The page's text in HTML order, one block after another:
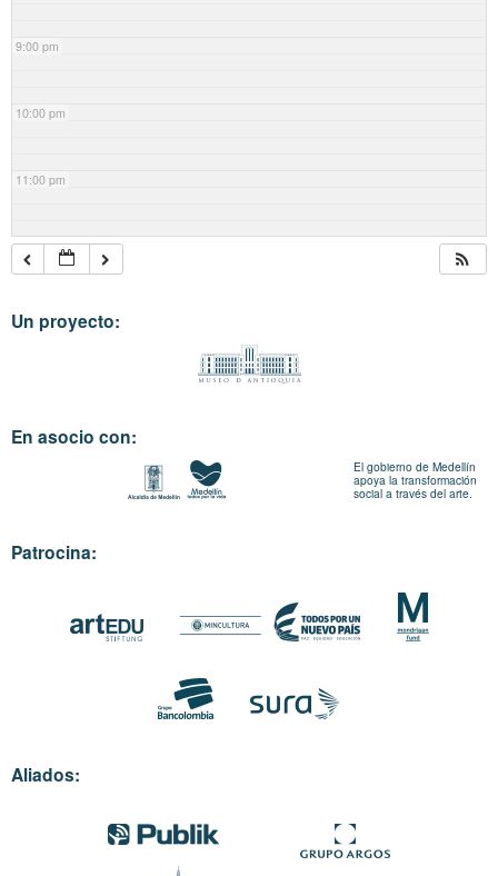
9:00 pm
10:00 pm
11:00 pm
Un proyecto:
En asocio con:
El gobierno de Medellín
apoya la transformación
social a través del arte.
Patrocina:
Aliados: